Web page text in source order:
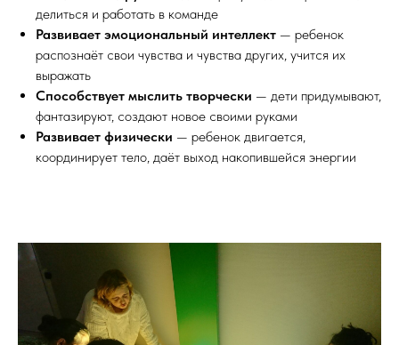
делиться и работать в команде
Развивает эмоциональный интеллект — ребенок
распознаёт свои чувства и чувства других, учится их
выражать
Способствует мыслить творчески — дети придумывают,
фантазируют, создают новое своими руками
Развивает физически — ребенок двигается,
координирует тело, даёт выход накопившейся энергии